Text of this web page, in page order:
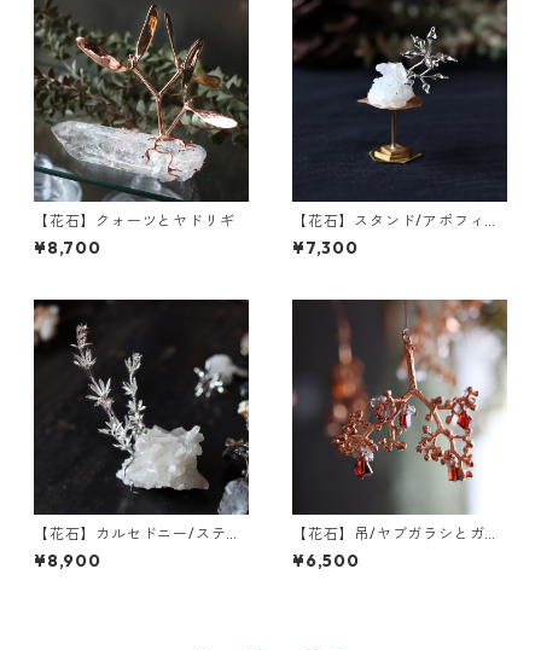
【花石】クォーツとヤドリギ
¥8,700
【花石】スタンド/アポフィラ
イトとユーカリ
¥7,300
【花石】カルセドニー/スティ
ルバイトとヤエムグラ
¥8,900
【花石】吊/ヤブガラシとガー
ネット
¥6,500